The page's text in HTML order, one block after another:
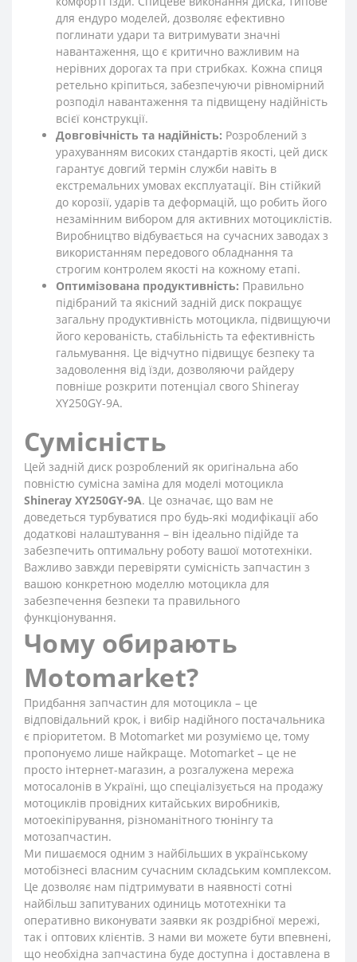
для ендуро моделей, дозволяє ефективно
поглинати удари та витримувати значні
навантаження, що є критично важливим на
нерівних дорогах та при стрибках. Кожна спиця
ретельно кріпиться, забезпечуючи рівномірний
розподіл навантаження та підвищену надійність
всієї конструкції.
Довговічність та надійність: Розроблений з
урахуванням високих стандартів якості, цей диск
гарантує довгий термін служби навіть в
екстремальних умовах експлуатації. Він стійкий
до корозії, ударів та деформацій, що робить його
незамінним вибором для активних мотоциклістів.
Виробництво відбувається на сучасних заводах з
використанням передового обладнання та
строгим контролем якості на кожному етапі.
Оптимізована продуктивність: Правильно
підібраний та якісний задній диск покращує
загальну продуктивність мотоцикла, підвищуючи
його керованість, стабільність та ефективність
гальмування. Це відчутно підвищує безпеку та
задоволення від їзди, дозволяючи райдеру
повніше розкрити потенціал свого Shineray
XY250GY-9A.
Сумісність
Цей задній диск розроблений як оригінальна або
повністю сумісна заміна для моделі мотоцикла
Shineray XY250GY-9A. Це означає, що вам не
доведеться турбуватися про будь-які модифікації або
додаткові налаштування – він ідеально підійде та
забезпечить оптимальну роботу вашої мототехніки.
Важливо завжди перевіряти сумісність запчастин з
вашою конкретною моделлю мотоцикла для
забезпечення безпеки та правильного
функціонування.
Чому обирають
Motomarket?
Придбання запчастин для мотоцикла – це
відповідальний крок, і вибір надійного постачальника
є пріоритетом. В Motomarket ми розуміємо це, тому
пропонуємо лише найкраще. Motomarket – це не
просто інтернет-магазин, а розгалужена мережа
мотосалонів в Україні, що спеціалізується на продажу
мотоциклів провідних китайських виробників,
мотоекіпірування, різноманітного тюнінгу та
мотозапчастин.
Ми пишаємося одним з найбільших в українському
мотобізнесі власним сучасним складським комплексом.
Це дозволяє нам підтримувати в наявності сотні
найбільш запитуваних одиниць мототехніки та
оперативно виконувати заявки як роздрібної мережі,
так і оптових клієнтів. З нами ви можете бути впевнені,
що необхідна запчастина буде доступна і доставлена в